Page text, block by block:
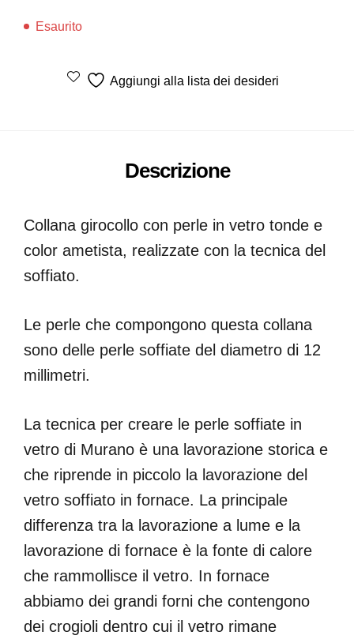
Esaurito
Aggiungi alla lista dei desideri
Descrizione
Collana girocollo con perle in vetro tonde e
color ametista, realizzate con la tecnica del
soffiato.
Le perle che compongono questa collana
sono delle perle soffiate del diametro di 12
millimetri.
La tecnica per creare le perle soffiate in
vetro di Murano è una lavorazione storica e
che riprende in piccolo la lavorazione del
vetro soffiato in fornace. La principale
differenza tra la lavorazione a lume e la
lavorazione di fornace è la fonte di calore
che rammollisce il vetro. In fornace
abbiamo dei grandi forni che contengono
dei crogioli dentro cui il vetro rimane